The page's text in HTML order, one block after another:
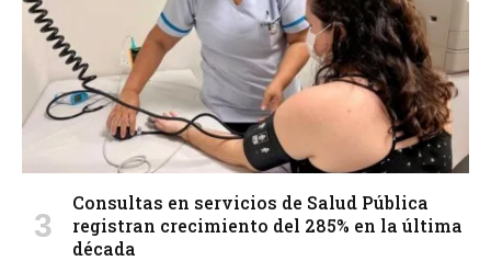
Consultas en servicios de Salud Pública
registran crecimiento del 285% en la última
década